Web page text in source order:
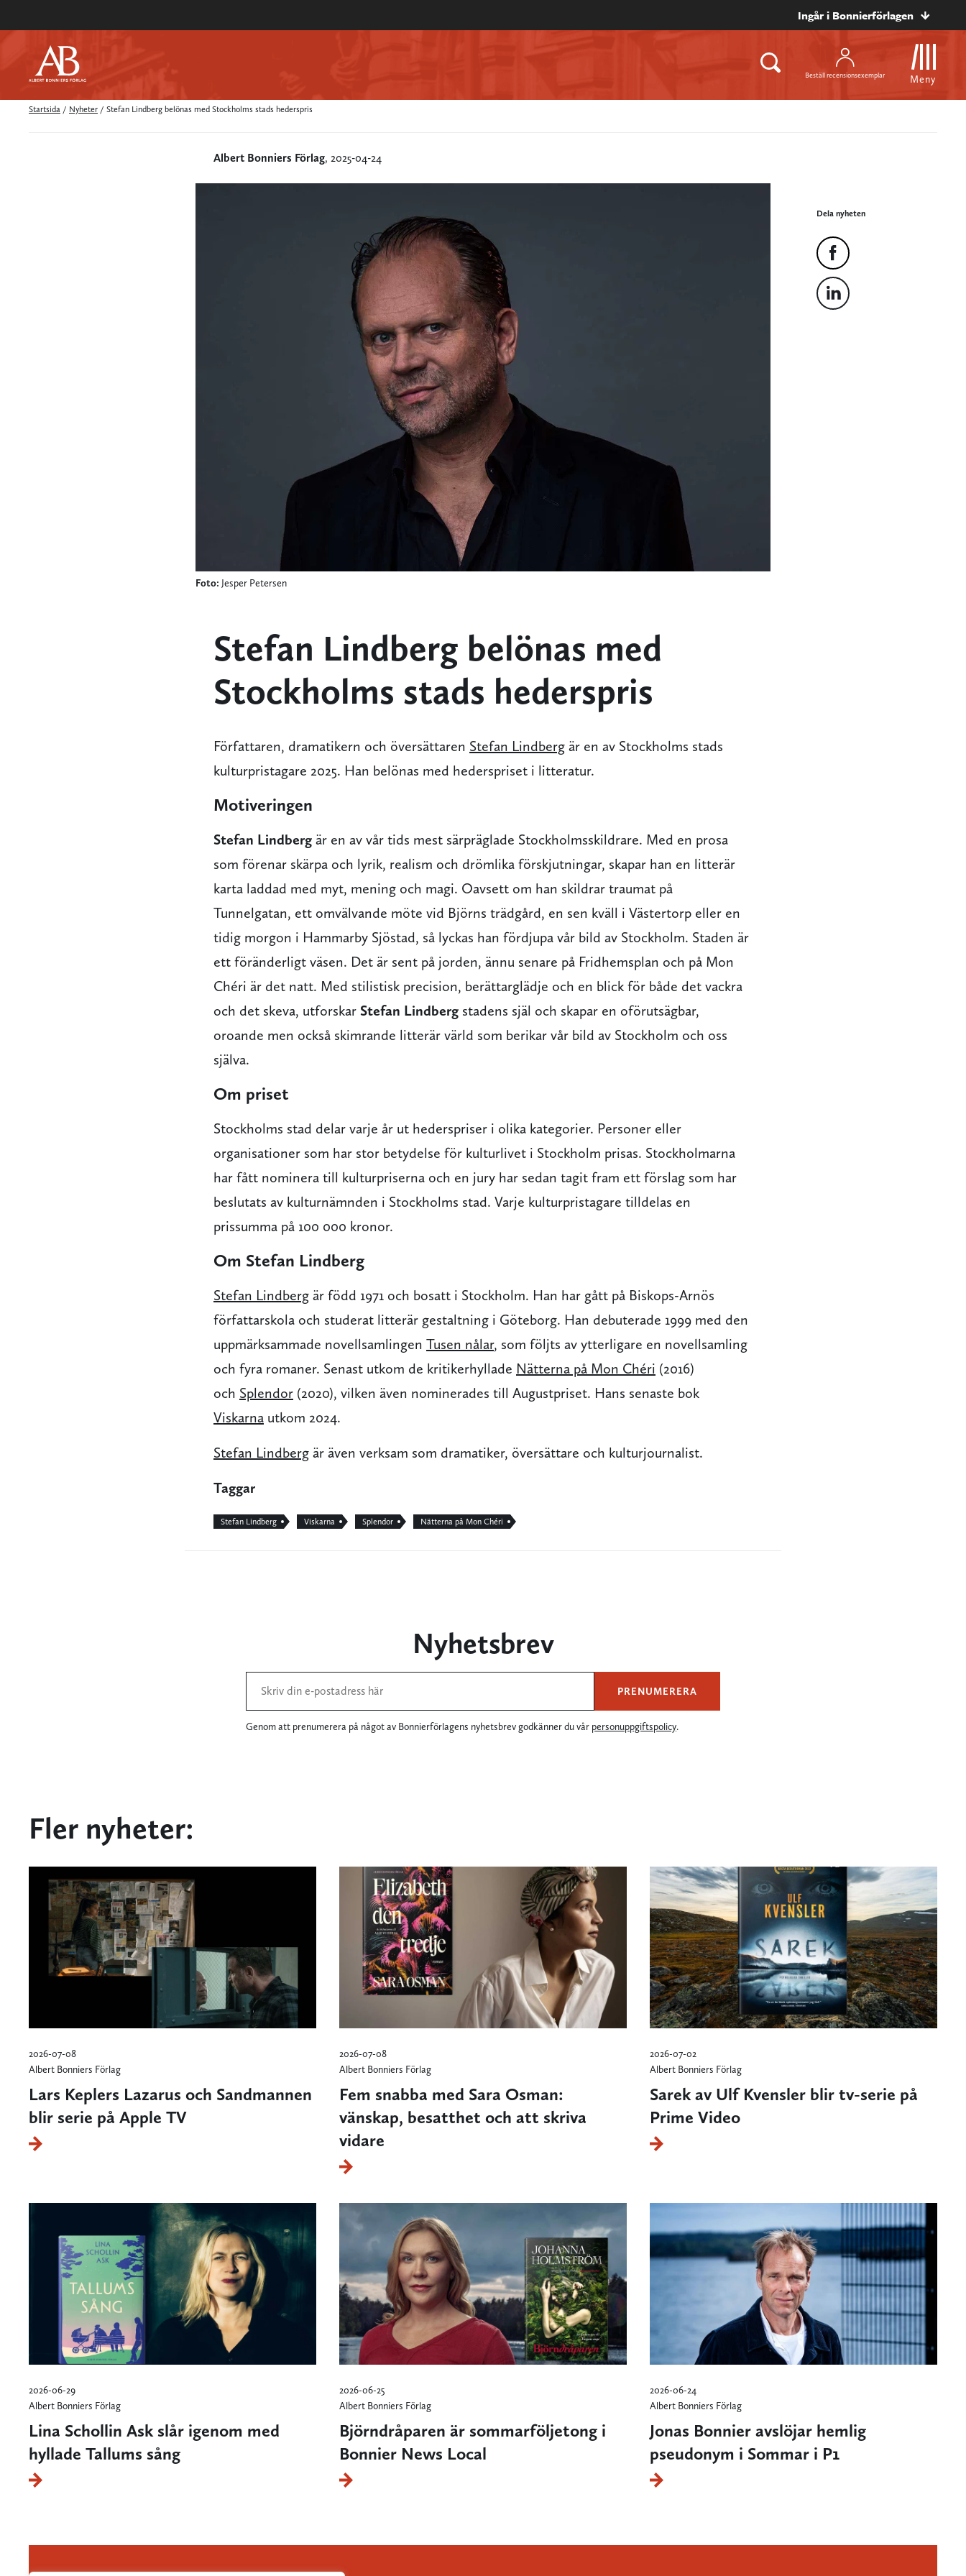
Ingår i Bonnierförlagen
Beställ recensionsexemplar Meny
Startsida / Nyheter / Stefan Lindberg belönas med Stockholms stads hederspris
Albert Bonniers Förlag, 2025-04-24
Foto: Jesper Petersen
Dela nyheten
Stefan Lindberg belönas med
Stockholms stads hederspris
Författaren, dramatikern och översättaren Stefan Lindberg är en av Stockholms stads
kulturpristagare 2025. Han belönas med hederspriset i litteratur.
Motiveringen
Stefan Lindberg är en av vår tids mest särpräglade Stockholmsskildrare. Med en prosa
som förenar skärpa och lyrik, realism och drömlika förskjutningar, skapar han en litterär
karta laddad med myt, mening och magi. Oavsett om han skildrar traumat på
Tunnelgatan, ett omvälvande möte vid Björns trädgård, en sen kväll i Västertorp eller en
tidig morgon i Hammarby Sjöstad, så lyckas han fördjupa vår bild av Stockholm. Staden är
ett föränderligt väsen. Det är sent på jorden, ännu senare på Fridhemsplan och på Mon
Chéri är det natt. Med stilistisk precision, berättarglädje och en blick för både det vackra
och det skeva, utforskar Stefan Lindberg stadens själ och skapar en oförutsägbar,
oroande men också skimrande litterär värld som berikar vår bild av Stockholm och oss
själva.
Om priset
Stockholms stad delar varje år ut hederspriser i olika kategorier. Personer eller
organisationer som har stor betydelse för kulturlivet i Stockholm prisas. Stockholmarna
har fått nominera till kulturpriserna och en jury har sedan tagit fram ett förslag som har
beslutats av kulturnämnden i Stockholms stad. Varje kulturpristagare tilldelas en
prissumma på 100 000 kronor.
Om Stefan Lindberg
Stefan Lindberg är född 1971 och bosatt i Stockholm. Han har gått på Biskops-Arnös
författarskola och studerat litterär gestaltning i Göteborg. Han debuterade 1999 med den
uppmärksammade novellsamlingen Tusen nålar, som följts av ytterligare en novellsamling
och fyra romaner. Senast utkom de kritikerhyllade Nätterna på Mon Chéri (2016)
och Splendor (2020), vilken även nominerades till Augustpriset. Hans senaste bok
Viskarna utkom 2024.
Stefan Lindberg är även verksam som dramatiker, översättare och kulturjournalist.
Taggar
Stefan Lindberg Viskarna Splendor Nätterna på Mon Chéri
Nyhetsbrev
PRENUMERERA
Genom att prenumerera på något av Bonnierförlagens nyhetsbrev godkänner du vår personuppgiftspolicy.
Fler nyheter:
2026-07-08
Albert Bonniers Förlag
Lars Keplers Lazarus och Sandmannen
blir serie på Apple TV
2026-07-08
Albert Bonniers Förlag
Fem snabba med Sara Osman:
vänskap, besatthet och att skriva
vidare
2026-07-02
Albert Bonniers Förlag
Sarek av Ulf Kvensler blir tv-serie på
Prime Video
2026-06-29
Albert Bonniers Förlag
Lina Schollin Ask slår igenom med
hyllade Tallums sång
2026-06-25
Albert Bonniers Förlag
Björndråparen är sommarföljetong i
Bonnier News Local
2026-06-24
Albert Bonniers Förlag
Jonas Bonnier avslöjar hemlig
pseudonym i Sommar i P1